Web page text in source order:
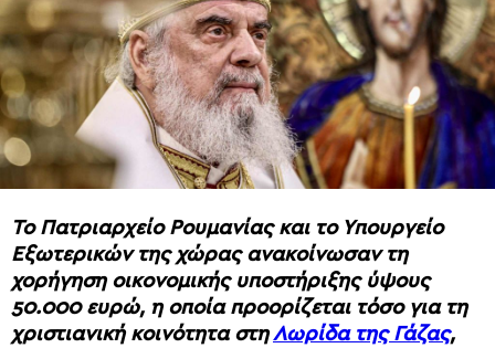
Το Πατριαρχείο Ρουμανίας και το Υπουργείο
Εξωτερικών της χώρας ανακοίνωσαν τη
χορήγηση οικονομικής υποστήριξης ύψους
50.000 ευρώ, η οποία προορίζεται τόσο για τη
χριστιανική κοινότητα στηΛωρίδα της Γάζας,